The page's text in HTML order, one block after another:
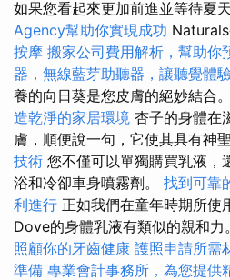
如果您看起來更加前進並等待夏
Agency幫助你實現成功 Naturals
按摩 搬家公司費用解析，幫助你
器，無線藍芽助聽器，讓聽覺體
養的向日葵是您皮膚的絕妙結合。
造乾淨的家居環境 杏子的身體在
膚，順便說一句，它使其具有神
技術 您不僅可以單獨購買乳液，
浴和冷卻車身噴霧劑。 找到可靠
利進行 正如我們在童年時期所使
Dove的身體乳液有類似的親和力
照顧你的牙齒健康 護照申請所需
準備 專業會計事務所，為您提供